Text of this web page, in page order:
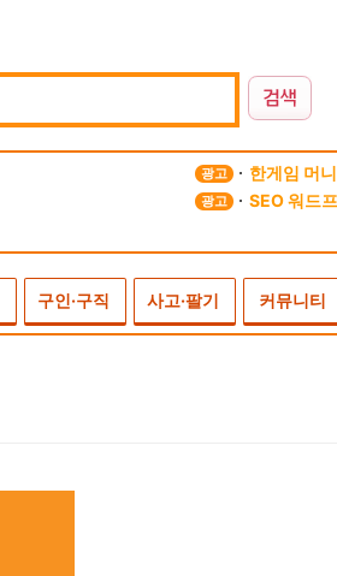
광고 한게임 머니
광고 SEO 워드
구인·구직 사고·팔기 커뮤니티